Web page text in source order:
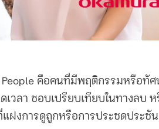
People คือคนที่มีพฤติกรรมหรือทัศ
เวลา ชอบเปรียบเทียบในทางลบ ห
ฝงการดูถูกหรือการประชดประชั